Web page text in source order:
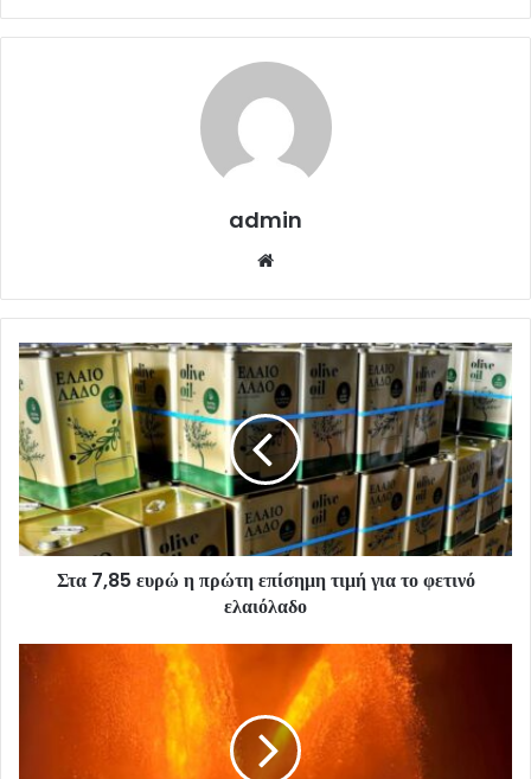
admin
Στα 7,85 ευρώ η πρώτη επίσημη τιμή για το φετινό
ελαιόλαδο